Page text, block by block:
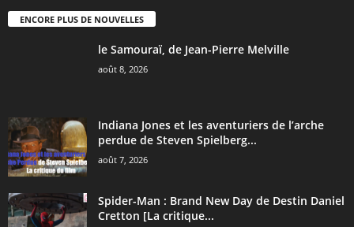
ENCORE PLUS DE NOUVELLES
le Samouraï, de Jean-Pierre Melville
août 8, 2026
Indiana Jones et les aventuriers de l’arche
perdue de Steven Spielberg...
août 7, 2026
Spider-Man : Brand New Day de Destin Daniel
Cretton [La critique...